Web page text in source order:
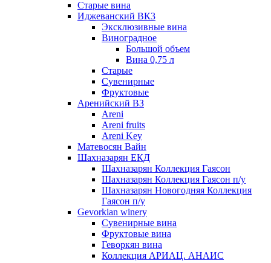
Старые вина
Иджеванский ВК3
Эксклюзивные вина
Виноградное
Большой объем
Вина 0,75 л
Старые
Сувенирные
Фруктовые
Аренийский ВЗ
Areni
Areni fruits
Areni Key
Матевосян Вайн
Шахназарян ЕКД
Шахназарян Коллекция Гаясон
Шахназарян Коллекция Гаясон п/у
Шахназарян Новогодняя Коллекция
Гаясон п/у
Gevorkian winery
Сувенирные вина
Фруктовые вина
Геворкян вина
Коллекция АРИАЦ. АНАИС